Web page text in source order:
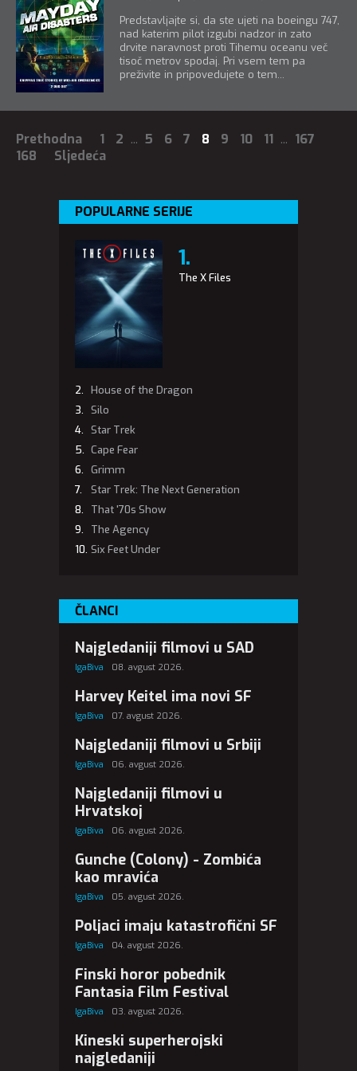
Predstavljajte si, da ste ujeti na boeingu 747,
nad katerim pilot izgubi nadzor in zato
drvite naravnost proti Tihemu oceanu več
tisoč metrov spodaj. Pri vsem tem pa
preživite in pripovedujete o tem...
Prethodna 1 2 ... 5 6 7 8 9 10 11 ... 167
168
Sljedeća
POPULARNE SERIJE
The X Files
House of the Dragon
Silo
Star Trek
Cape Fear
Grimm
Star Trek: The Next Generation
That '70s Show
The Agency
Six Feet Under
ČLANCI
Najgledaniji filmovi u SAD
IgaBiva 08. avgust 2026.
Harvey Keitel ima novi SF
IgaBiva 07. avgust 2026.
Najgledaniji filmovi u Srbiji
IgaBiva 06. avgust 2026.
Najgledaniji filmovi u
Hrvatskoj
IgaBiva 06. avgust 2026.
Gunche (Colony) - Zombića
kao mravića
IgaBiva 05. avgust 2026.
Poljaci imaju katastrofični SF
IgaBiva 04. avgust 2026.
Finski horor pobednik
Fantasia Film Festival
IgaBiva 03. avgust 2026.
Kineski superherojski
najgledaniji